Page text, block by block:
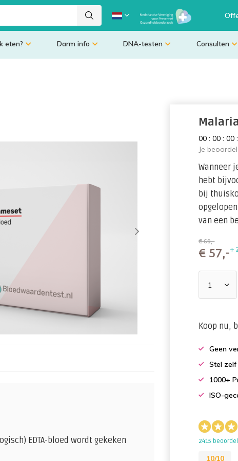
eten? Darm info DNA-testen Consulten
00 :00 :00
Je
Wanneer
hebt
bij
van een
€ 69,-
€ 57,-+
Koop nu,
Geen
Stel
1000+
ISO-
2415
10/10
EDTA-bloed wordt gekeken